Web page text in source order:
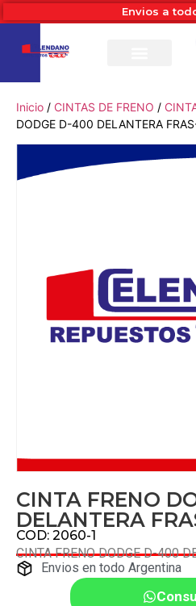
Envios a
Inicio / CINTAS DE FRENO /
DODGE D-400 DELANTERA
CINTA FRENO
DELANTERA
COD: 2060-1
CINTA FRENO DODGE D-400
Envios en todo Argentina